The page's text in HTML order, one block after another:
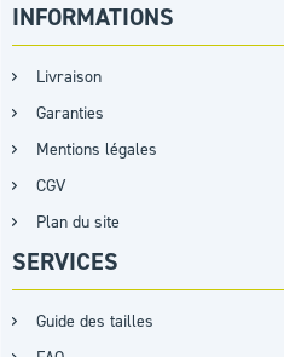
INFORMATIONS
Livraison
Garanties
Mentions légales
CGV
Plan du site
SERVICES
Guide des tailles